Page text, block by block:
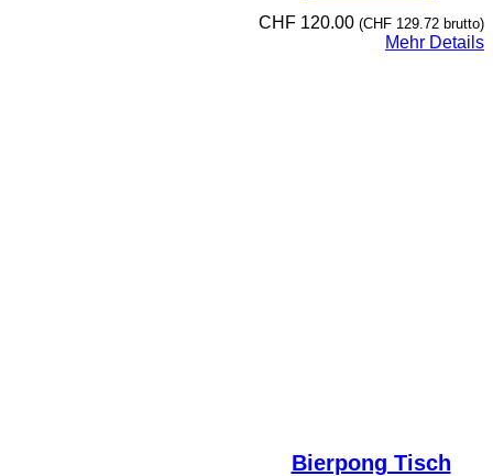
CHF120.00 (CHF129.72brutto)
Mehr Details
Bierpong Tisch